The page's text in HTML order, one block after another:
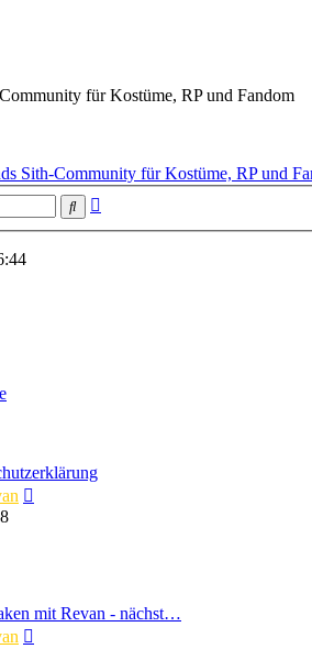
für Kostüme, RP und Fandom
Sith-Community für Kostüme, RP und
Search
mit Revan - nächst…